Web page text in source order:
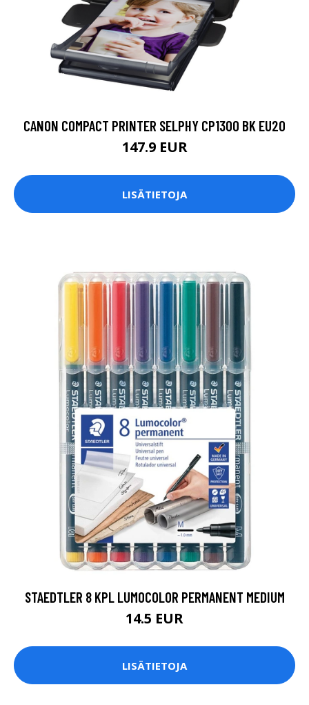
CANON COMPACT PRINTER SELPHY CP1300 BK EU20
147.9 EUR
LISÄTIETOJA
STAEDTLER 8 KPL LUMOCOLOR PERMANENT MEDIUM
14.5 EUR
LISÄTIETOJA